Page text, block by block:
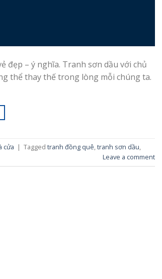
đẹp – ý nghĩa. Tranh sơn dầu với chủ
thể thay thế trong lòng mỗi chúng ta.
cửa | Tagged tranh đồng quê,tranh sơn dầu,
Leave a comment